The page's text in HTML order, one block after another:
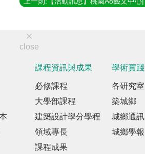
close
課程資訊與成果
必修課程
大學部課程
建築設計學分學程
領域專長
課程成果
學術實踐
各研究室
築城鄉
城鄉通訊
城鄉學報